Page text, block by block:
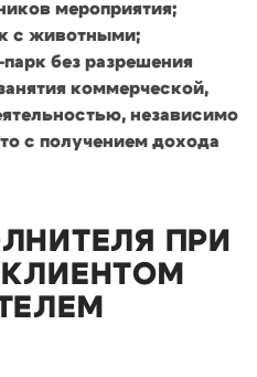
мероприятия;
с животными;
без разрешения
коммерческой,
независимо
с получением дохода
ПРИ